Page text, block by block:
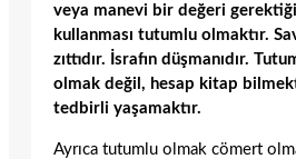
veya manevi bir değeri
kullanması tutumlu olmaktır.
zıttıdır. İsrafın düşmanıdır.
olmak değil, hesap kitap
tedbirli yaşamaktır.
Ayrıca tutumlu olmak cömert